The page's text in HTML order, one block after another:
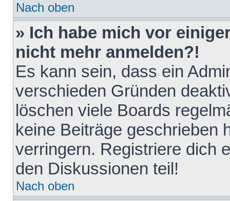
Nach oben
» Ich habe mich vor
nicht mehr anmelden?!
Es kann sein, dass ein
verschieden Gründen
löschen viele Boards
keine Beiträge geschrieben
verringern. Registriere dich
den Diskussionen teil!
Nach oben